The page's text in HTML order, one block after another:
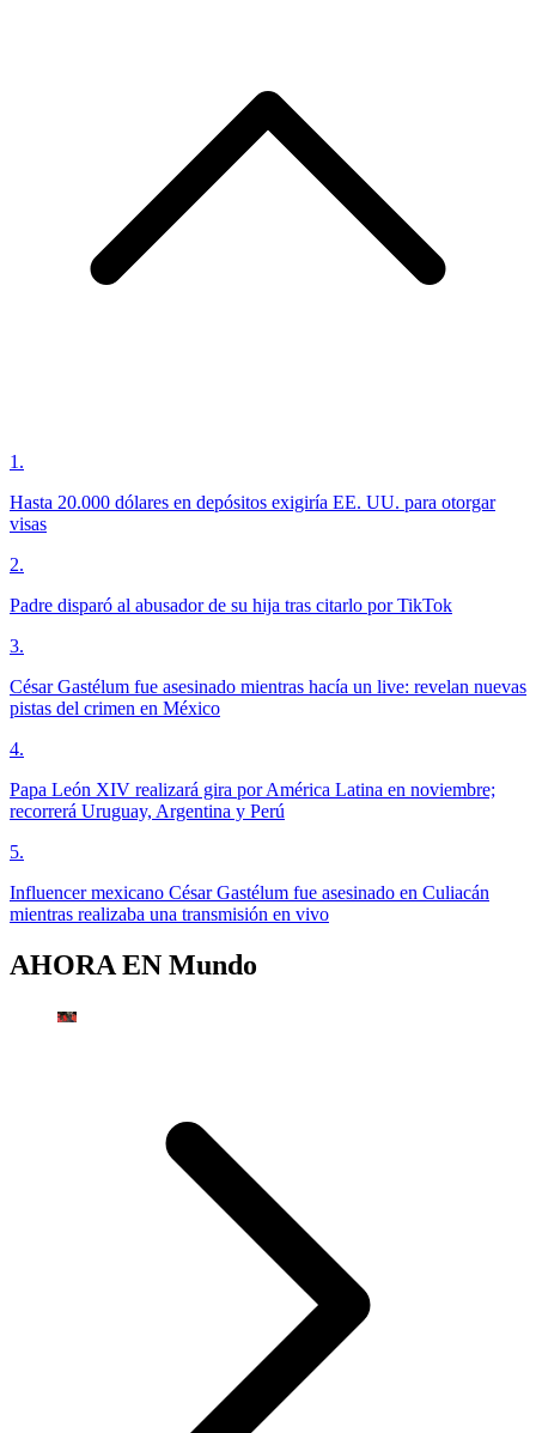
1 .
Hasta 20.000 dólares en depósitos exigiría EE. UU. para otorgar
visas
2.
Padre disparó al abusador de su hija tras citarlo por TikTok
3.
César Gastélum fue asesinado mientras hacía un live: revelan nuevas
pistas del crimen en México
4.
Papa León XIV realizará gira por América Latina en noviembre;
recorrerá Uruguay, Argentina y Perú
5.
Influencer mexicano César Gastélum fue asesinado en Culiacán
mientras realizaba una transmisión en vivo
AHORA EN Mundo